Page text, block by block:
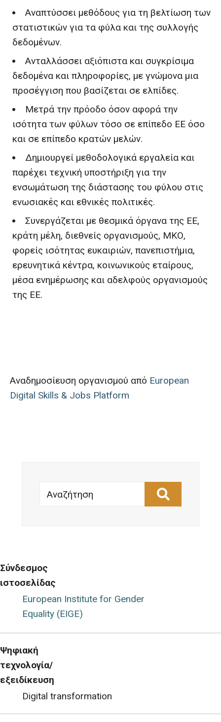
Αναπτύσσει μεθόδους για τη βελτίωση των
στατιστικών για τα φύλα και της συλλογής
δεδομένων.
Ανταλλάσσει αξιόπιστα και συγκρίσιμα
δεδομένα και πληροφορίες, με γνώμονα μια
προσέγγιση που βασίζεται σε ελπίδες.
Μετρά την πρόοδο όσον αφορά την
ισότητα των φύλων τόσο σε επίπεδο ΕΕ όσο
και σε επίπεδο κρατών μελών.
Δημιουργεί μεθοδολογικά εργαλεία και
παρέχει τεχνική υποστήριξη για την
ενσωμάτωση της διάστασης του φύλου στις
ενωσιακές και εθνικές πολιτικές.
Συνεργάζεται με θεσμικά όργανα της ΕΕ,
κράτη μέλη, διεθνείς οργανισμούς, ΜΚΟ,
φορείς ισότητας ευκαιριών, πανεπιστήμια,
ερευνητικά κέντρα, κοινωνικούς εταίρους,
μέσα ενημέρωσης και αδελφούς οργανισμούς
της ΕΕ.
Αναδημοσίευση οργανισμού από European
Digital Skills & Jobs Platform
Αναζήτηση
Σύνδεσμος
ιστοσελίδας
European Institute for Gender
Equality (EIGE)
Ψηφιακή
τεχνολογία/
εξειδίκευση
Digital transformation